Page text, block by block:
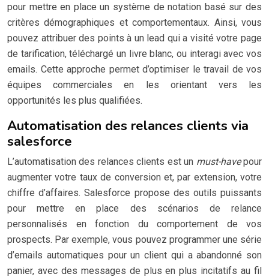
pour mettre en place un système de notation basé sur des
critères démographiques et comportementaux. Ainsi, vous
pouvez attribuer des points à un lead qui a visité votre page
de tarification, téléchargé un livre blanc, ou interagi avec vos
emails. Cette approche permet d’optimiser le travail de vos
équipes commerciales en les orientant vers les
opportunités les plus qualifiées.
Automatisation des relances clients via
salesforce
L’automatisation des relances clients est un must-havepour
augmenter votre taux de conversion et, par extension, votre
chiffre d’affaires. Salesforce propose des outils puissants
pour mettre en place des scénarios de relance
personnalisés en fonction du comportement de vos
prospects. Par exemple, vous pouvez programmer une série
d’emails automatiques pour un client qui a abandonné son
panier, avec des messages de plus en plus incitatifs au fil